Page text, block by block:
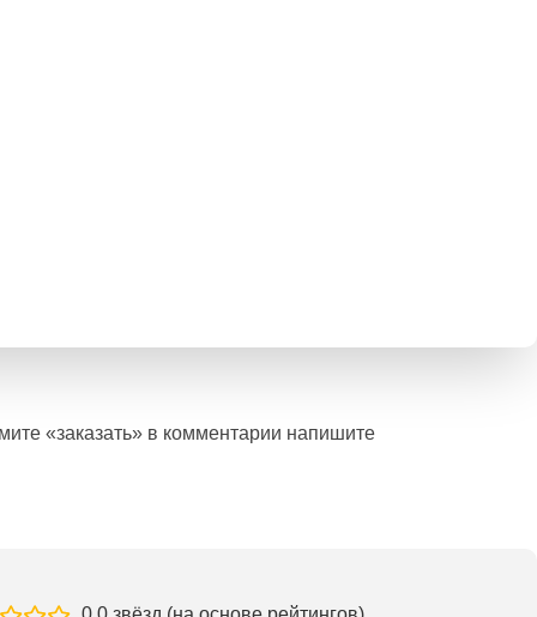
«заказать» в комментарии напишите